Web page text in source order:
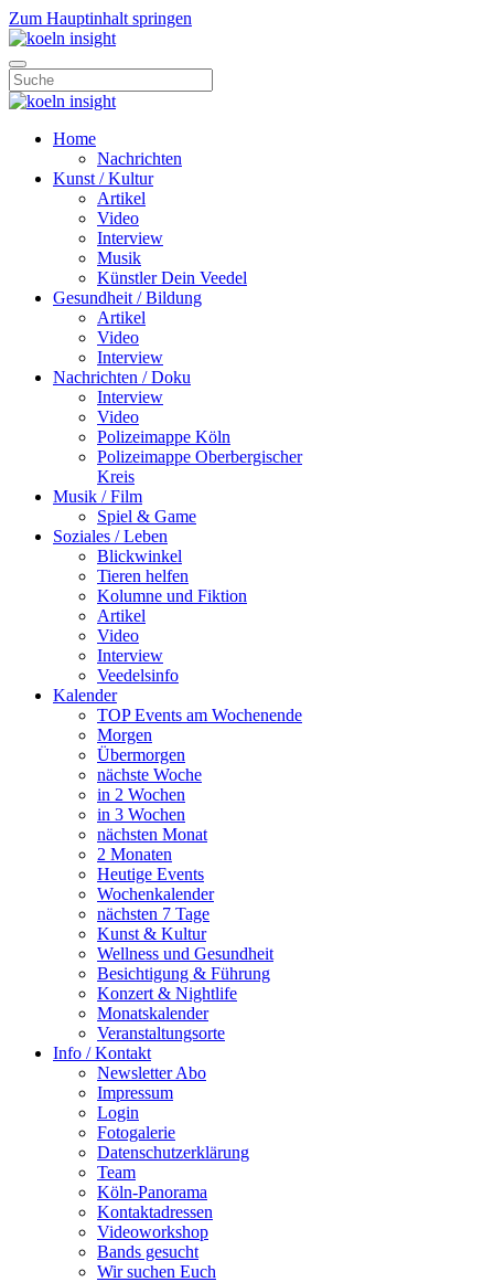
Zum Hauptinhalt springen
Home
Nachrichten
Kunst / Kultur
Artikel
Video
Interview
Musik
Künstler Dein Veedel
Gesundheit / Bildung
Artikel
Video
Interview
Nachrichten / Doku
Interview
Video
Polizeimappe Köln
Polizeimappe Oberbergischer
Kreis
Musik / Film
Spiel & Game
Soziales / Leben
Blickwinkel
Tieren helfen
Kolumne und Fiktion
Artikel
Video
Interview
Veedelsinfo
Kalender
TOP Events am Wochenende
Morgen
Übermorgen
nächste Woche
in 2 Wochen
in 3 Wochen
nächsten Monat
2 Monaten
Heutige Events
Wochenkalender
nächsten 7 Tage
Kunst & Kultur
Wellness und Gesundheit
Besichtigung & Führung
Konzert & Nightlife
Monatskalender
Veranstaltungsorte
Info / Kontakt
Newsletter Abo
Impressum
Login
Fotogalerie
Datenschutzerklärung
Team
Köln-Panorama
Kontaktadressen
Videoworkshop
Bands gesucht
Wir suchen Euch